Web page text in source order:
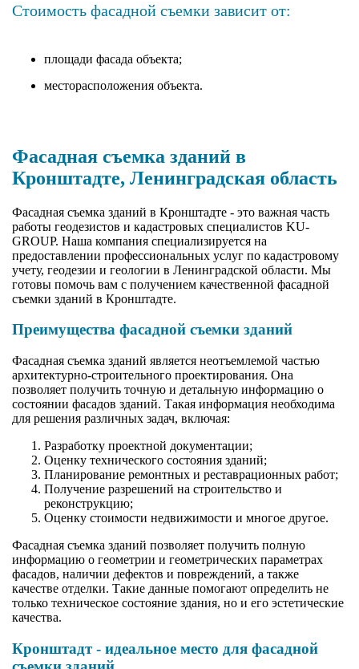
Стоимость фасадной съемки зависит от:
площади фасада объекта;
месторасположения объекта.
Фасадная съемка зданий в
Кронштадте, Ленинградская область
Фасадная съемка зданий в Кронштадте - это важная часть
работы геодезистов и кадастровых специалистов KU-
GROUP. Наша компания специализируется на
предоставлении профессиональных услуг по кадастровому
учету, геодезии и геологии в Ленинградской области. Мы
готовы помочь вам с получением качественной фасадной
съемки зданий в Кронштадте.
Преимущества фасадной съемки зданий
Фасадная съемка зданий является неотъемлемой частью
архитектурно-строительного проектирования. Она
позволяет получить точную и детальную информацию о
состоянии фасадов зданий. Такая информация необходима
для решения различных задач, включая:
Разработку проектной документации;
Оценку технического состояния зданий;
Планирование ремонтных и реставрационных работ;
Получение разрешений на строительство и
реконструкцию;
Оценку стоимости недвижимости и многое другое.
Фасадная съемка зданий позволяет получить полную
информацию о геометрии и геометрических параметрах
фасадов, наличии дефектов и повреждений, а также
качестве отделки. Такие данные помогают определить не
только техническое состояние здания, но и его эстетические
качества.
Кронштадт - идеальное место для фасадной